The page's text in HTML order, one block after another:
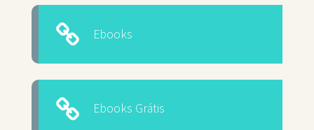
Ebooks
Ebooks Grátis